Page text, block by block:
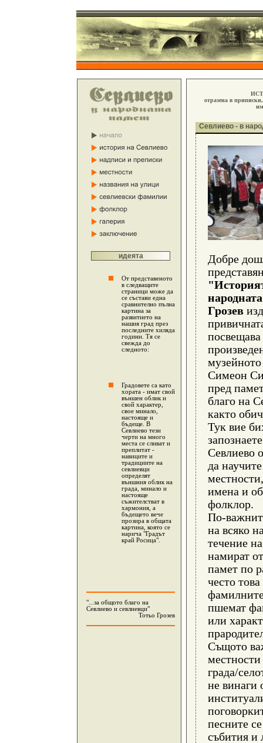
идеята
От представеното
в следващите
страници може да
се състави една
сравнително пълна
картина за
развитието на
нашия град през
последните хиляда
години. Тя се
свежда до
следното:
Градовете са като
хората - имат свой
външен облик и
свой характер,
свое минало,
настояще и
бъдеще. В
Севлиево тези
черти на много
места се сливат и
преплитат -
навиците и
традициите на
севлиевци
определят
външния облик на
града, минало и
настояще
съжителстват в
хармония, а
бъдещето вече
прозира в общата
картина, която се
нарича "Градът
край Росица".
"...за общото благо на
Севлиево и севлиевци"
Тотьо Грозев
отразена в
Севлиево - в
Добре
Грозев
посвещава
Симеон
пред
благо на
както
Тук вие
Севлиево
да
имена и
фолклор.
По-
на всяко
течение на
намират
памет по
често това
пшемат
или
Същото
града/
не винаги
песните
събития и